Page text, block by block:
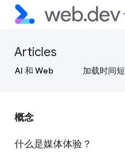
Articles
AI 和 Web 加载时间短
概念
什么是媒体体验？